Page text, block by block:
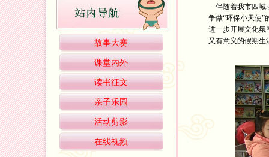
故事大赛
课堂内外
读书征文
亲子乐园
活动剪影
在线视频
伴随着我市四城
争做“环保小天使
进一步开展文化氛
又有意义的假期生